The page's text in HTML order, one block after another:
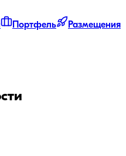
Портфель
Размещения